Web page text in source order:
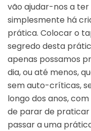
vão ajudar-nos a
simplesmente há
prática. Colocar o
segredo desta
apenas possamos
dia, ou até menos,
sem auto-críticas,
longo dos anos,
de parar de praticar
passar a uma